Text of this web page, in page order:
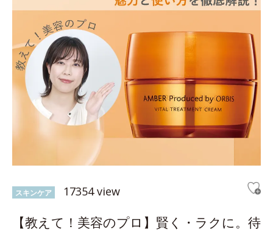
スキンケア 17354 view
【教えて！美容のプロ】賢く・ラクに。待